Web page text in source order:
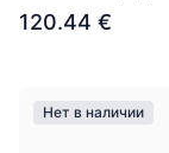
120.44 €
Нет в наличии